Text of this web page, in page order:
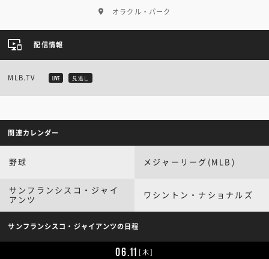
オラクル・パーク
配信情報
MLB.TV LIVE 見逃し
関連カレンダー
野球 メジャーリーグ(MLB)
サンフランシスコ・ジャイ
アンツ
ワシントン・ナショナルズ
サンフランシスコ・ジャイアンツの日程
06.11 [木]